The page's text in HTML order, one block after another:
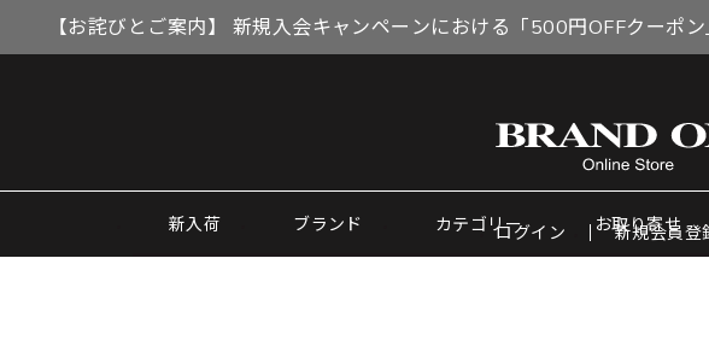
【お詫びとご案内】 新規入会キャンペーンにおける「500円OFFクーポ
新入荷 ブランド カテゴリー お取り寄せ
ログイン 新規会員登